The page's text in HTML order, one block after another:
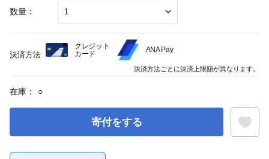
数量：
在庫： ○
寄付をする
決済方法
クレジット
カード
ANA Pay
決済方法ごとに決済上限額が異なります。